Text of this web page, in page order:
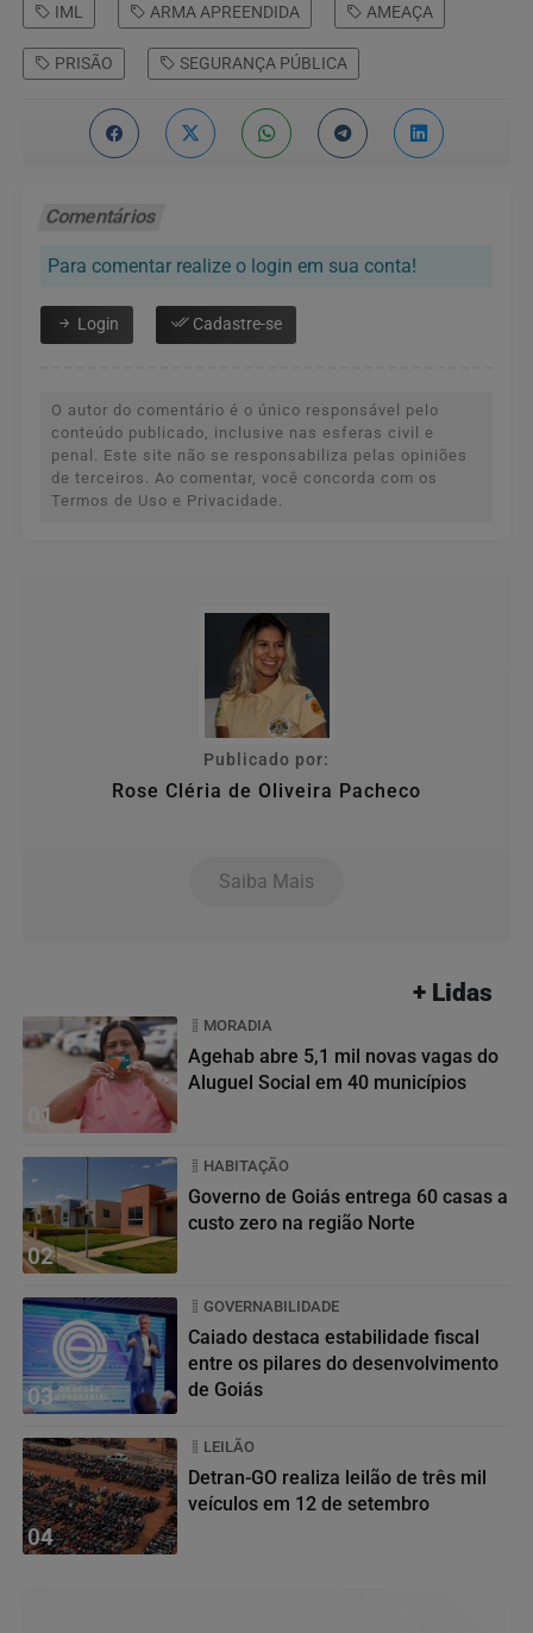
IML ARMA APREENDIDA AMEAÇA
PRISÃO SEGURANÇA PÚBLICA
Comentários
Para comentar realize o login em sua conta!
Login Cadastre-se
O autor do comentário é o único responsável pelo
conteúdo publicado, inclusive nas esferas civil e
penal. Este site não se responsabiliza pelas opiniões
de terceiros. Ao comentar, você concorda com os
Termos de Uso e Privacidade.
Publicado por:
Rose Cléria de Oliveira Pacheco
Saiba Mais
+ Lidas
01
MORADIA
Agehab abre 5,1 mil novas vagas do
Aluguel Social em 40 municípios
02
HABITAÇÃO
Governo de Goiás entrega 60 casas a
custo zero na região Norte
03
GOVERNABILIDADE
Caiado destaca estabilidade fiscal
entre os pilares do desenvolvimento
de Goiás
04
LEILÃO
Detran-GO realiza leilão de três mil
veículos em 12 de setembro